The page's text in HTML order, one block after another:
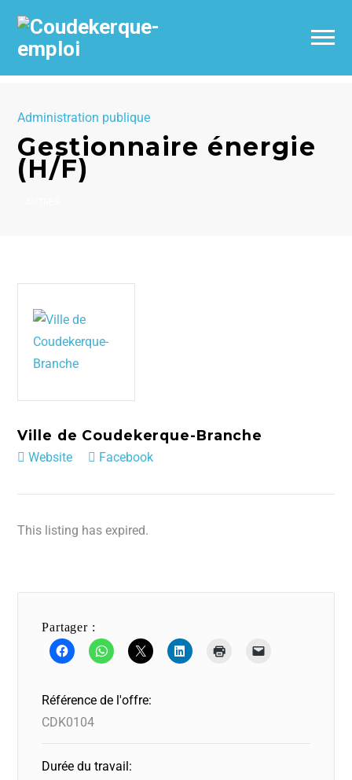
Administration publique
Gestionnaire énergie
(H/F)
Ville de Coudekerque-Branche
Website Facebook
This listing has expired.
Partager :
Référence de l'offre:
CDK0104
Durée du travail: